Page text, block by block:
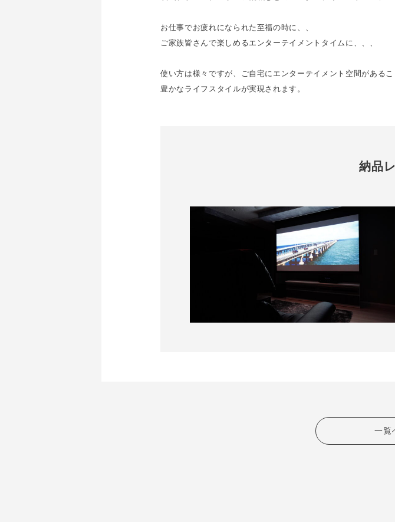
お仕事でお疲れになられた至福の時に、、
ご家族皆さんで楽しめるエンターテイメントタイムに、、、
使い方は様々ですが、ご自宅にエンターテイメント空間があるこ
豊かなライフスタイルが実現されます。
納品
一覧